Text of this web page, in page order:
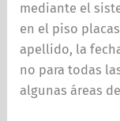
mediante el
en el piso
apellido, la
no para todas
algunas áreas